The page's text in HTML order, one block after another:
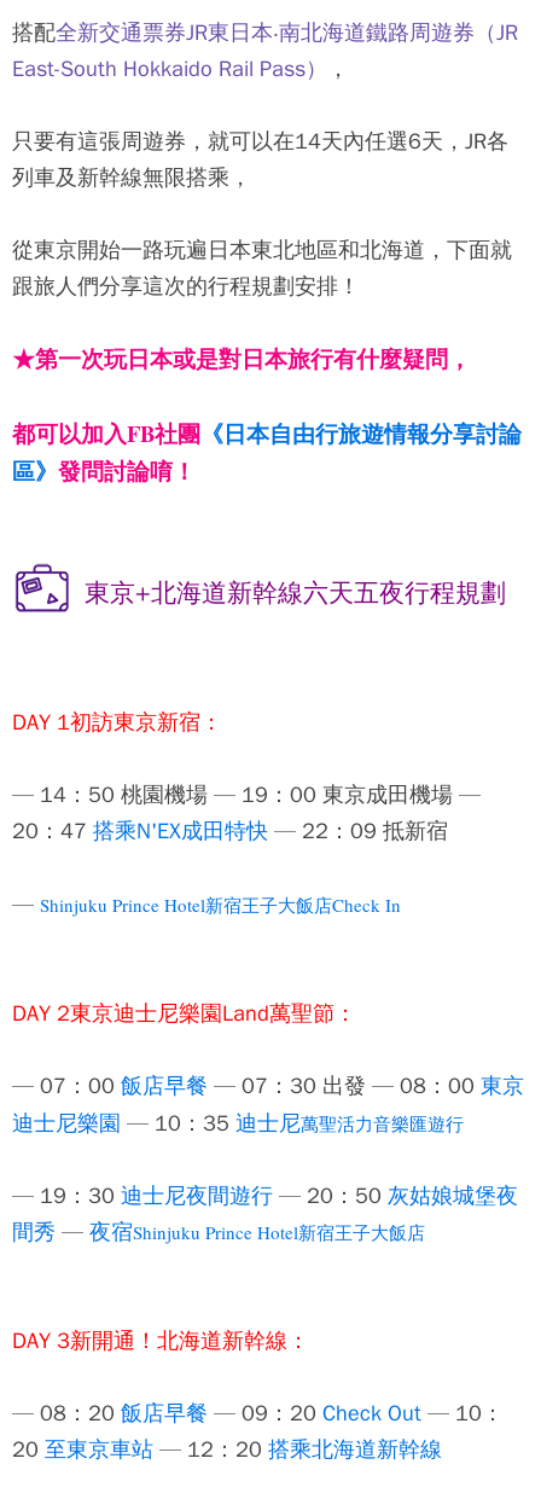
搭配全新交通票券JR東日本‧南北海道鐵路周遊券（JR
East-South Hokkaido Rail Pass）
，
只要有這張周遊券，就可以在14天內任選6天，JR各
列車及新幹線無限搭乘，
從東京開始一路玩遍日本東北地區和北海道，下面就
跟旅人們分享這次的行程規劃安排！
★第一次玩日本或是對日本旅行有什麼疑問，
都可以加入FB社團 《日本自由行旅遊情報分享討論
區》 發問討論唷！
東京+北海道新幹線六天五夜行程規劃
DAY 1初訪東京新宿：
— 14：50 桃園機場 — 19：00 東京成田機場 —
20：47 搭乘N'EX成田特快 — 22：09 抵新宿
— Shinjuku Prince Hotel新宿王子大飯店Check In
DAY 2東京迪士尼樂園Land萬聖節：
— 07：00 飯店早餐 — 07：30 出發 — 08：00 東京
迪士尼樂園 — 10：35 迪士尼萬聖活力音樂匯遊行
— 19：30 迪士尼夜間遊行 — 20：50 灰姑娘城堡夜
間秀 — 夜宿Shinjuku Prince Hotel新宿王子大飯店
DAY 3新開通！北海道新幹線：
— 08：20 飯店早餐 — 09：20 Check Out — 10：
20 至東京車站 — 12：20 搭乘北海道新幹線